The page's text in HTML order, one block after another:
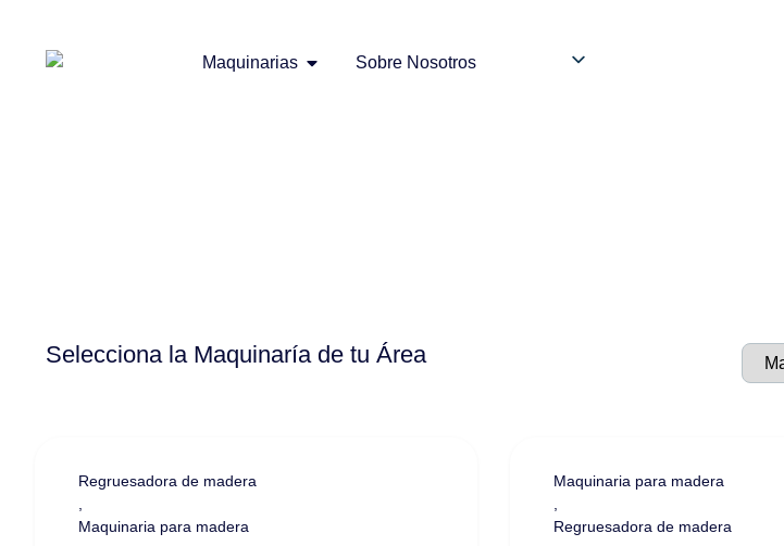
Maquinarias Sobre Nosotros
Selecciona la Maquinaría de tu Área
Regruesadora de madera
Maquinaria para madera
Maquinaria para madera
Regruesadora de madera